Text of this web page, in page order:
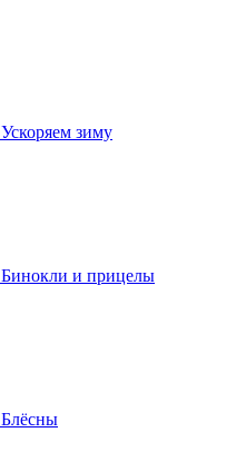
Ускоряем зиму
Бинокли и прицелы
Блёсны